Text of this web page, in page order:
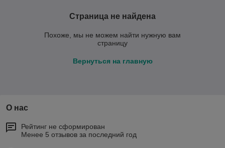
Страница не найдена
Похоже, мы не можем найти нужную вам
страницу
Вернуться на главную
О нас
Рейтинг не сформирован
Менее 5 отзывов за последний год